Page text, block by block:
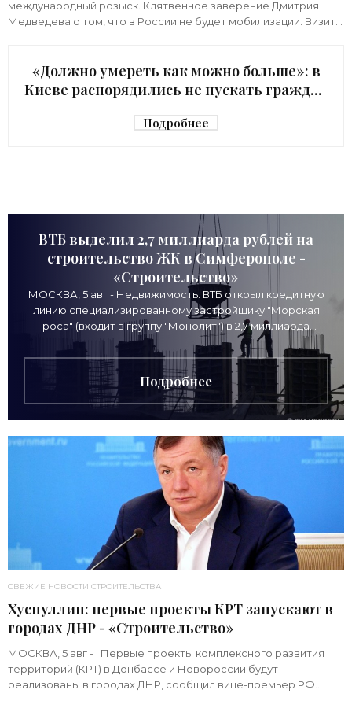
международный розыск. Клятвенное заверение Дмитрия
Медведева о том, что в России не будет мобилизации. Визит
«Должно умереть как можно больше»: в
Киеве распорядились не пускать граждан
Подробнее
ВТБ выделил 2,7 миллиарда рублей на
строительство ЖК в Симферополе -
«Строительство»
МОСКВА, 5 авг - Недвижимость. ВТБ открыл кредитную
линию специализированному застройщику "Морская
роса" (входит в группу "Монолит") в 2,7 миллиарда
рублей для
Подробнее
СВЕЖИЕ НОВОСТИ СТРОИТЕЛЬСТВА
Хуснуллин: первые проекты КРТ запускают в
городах ДНР - «Строительство»
МОСКВА, 5 авг - . Первые проекты комплексного развития
территорий (КРТ) в Донбассе и Новороссии будут
реализованы в городах ДНР, сообщил вице-премьер РФ